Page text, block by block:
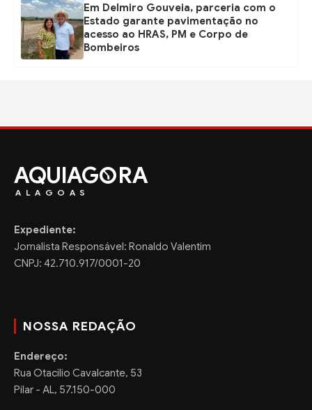
Em Delmiro Gouveia, parceria com o
Estado garante pavimentação no
acesso ao HRAS, PM e Corpo de
Bombeiros
AQUIAG RA
ALAGOAS
Expediente:
Jornalista Responsável: Ronaldo Valentim
CNPJ: 42.710.917/0001-20
NOSSA REDAÇÃO
Endereço:
Rua Otacilio Cavalcante, 53
Pilar - AL, 57.150-000